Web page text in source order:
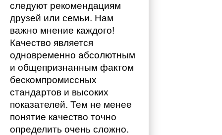
следуют рекомендациям
друзей или семьи. Нам
важно мнение каждого!
Качество является
одновременно абсолютным
и общепризнанным фактом
бескомпромиссных
стандартов и высоких
показателей. Тем не менее
понятие качество точно
определить очень сложно.